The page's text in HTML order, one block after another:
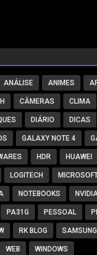
ANÁLISE ANIMES
CÂMERAS CLIMA
DIÁRIO DICAS
GALAXY NOTE 4
HDR HUAWEI
LOGITECH
NOTEBOOKS NVIDIA
PA31G PESSOAL
RK BLOG SAMSUNG
WEB WINDOWS